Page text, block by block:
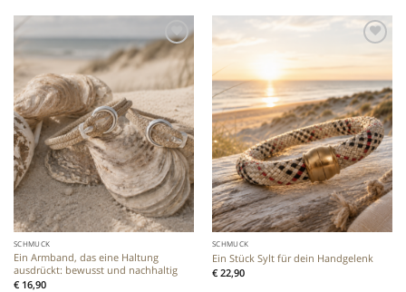
Add to
SCHMUCK
Ein Armband, das eine Haltung
ausdrückt: bewusst und nachhaltig
€16,90
Add to
wishlist
SCHMUCK
Ein Stück Sylt für dein Handgelenk
€22,90